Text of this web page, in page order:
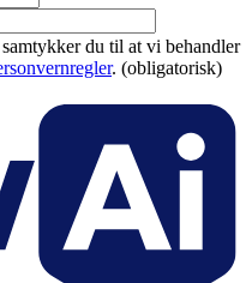
du til at vi behandler
. (obligatorisk)